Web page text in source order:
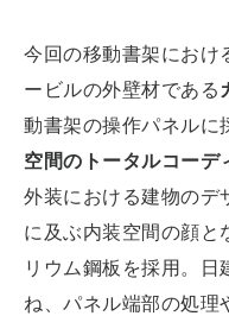
今回の移動書架におけ
ービルの外壁材である
動書架の操作パネルに
空間のトータルコーデ
外装における建物のデ
に及ぶ内装空間の顔と
リウム鋼板を採用。日
ね、パネル端部の処理